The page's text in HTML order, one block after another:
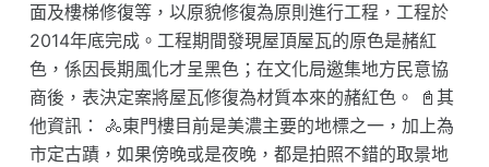
面及樓梯修復等，以原貌修復為原則進行工程，工程於
2014年底完成。工程期間發現屋頂屋瓦的原色是赭紅
色，係因長期風化才呈黑色；在文化局邀集地方民意協
商後，表決定案將屋瓦修復為材質本來的赭紅色。 📓其
他資訊： 🚴東門樓目前是美濃主要的地標之一，加上為
市定古蹟，如果傍晚或是夜晚，都是拍照不錯的取景地